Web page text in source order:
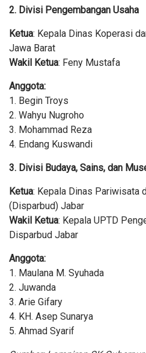
2. Divisi Pengembangan Usaha
Ketua: Kepala Dinas Koperasi
Jawa Barat
Wakil Ketua: Feny Mustafa
Anggota:
1. Begin Troys
2. Wahyu Nugroho
3. Mohammad Reza
4. Endang Kuswandi
3. Divisi Budaya, Sains, dan
Ketua: Kepala Dinas Pariwisata
(Disparbud) Jabar
Wakil Ketua: Kepala UPTD
Disparbud Jabar
Anggota:
1. Maulana M. Syuhada
2. Juwanda
3. Arie Gifary
4. KH. Asep Sunarya
5. Ahmad Syarif